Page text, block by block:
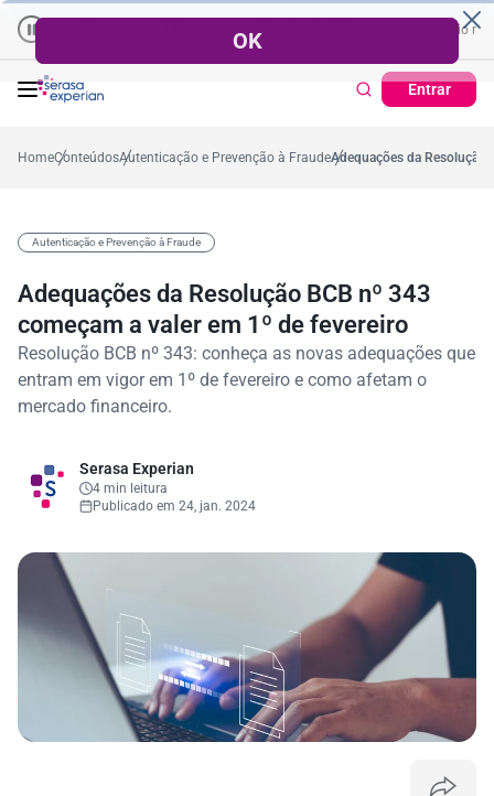
5,4% Empresas | Recuperação de Crédito Percentual médio no ano
Entrar
no ano Cartão de Crédito |
HomeConteúdosAutenticação e Prevenção à FraudeAdequações da Resolução
Autenticação e Prevenção à Fraude
Adequações da Resolução BCB nº 343
começam a valer em 1º de fevereiro
Resolução BCB nº 343: conheça as novas adequações que
entram em vigor em 1º de fevereiro e como afetam o
mercado financeiro.
Serasa Experian
4 min leitura
Publicado em 24, jan. 2024